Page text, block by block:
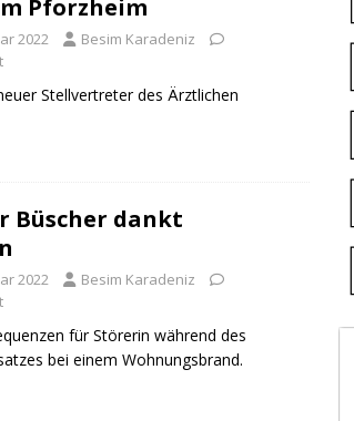
Pforzheim
2022
Besim Karadeniz
Stellvertreter des Ärztlichen
Büscher dankt
2022
Besim Karadeniz
für Störerin während des
bei einem Wohnungsbrand.